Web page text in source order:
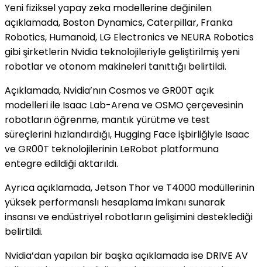
Yeni fiziksel yapay zeka modellerine değinilen
açıklamada, Boston Dynamics, Caterpillar, Franka
Robotics, Humanoid, LG Electronics ve NEURA Robotics
gibi şirketlerin Nvidia teknolojileriyle geliştirilmiş yeni
robotlar ve otonom makineleri tanıttığı belirtildi.
Açıklamada, Nvidia’nın Cosmos ve GR00T açık
modelleri ile Isaac Lab-Arena ve OSMO çerçevesinin
robotların öğrenme, mantık yürütme ve test
süreçlerini hızlandırdığı, Hugging Face işbirliğiyle Isaac
ve GR00T teknolojilerinin LeRobot platformuna
entegre edildiği aktarıldı.
Ayrıca açıklamada, Jetson Thor ve T4000 modüllerinin
yüksek performanslı hesaplama imkanı sunarak
insansı ve endüstriyel robotların gelişimini desteklediği
belirtildi.
Nvidia’dan yapılan bir başka açıklamada ise DRIVE AV